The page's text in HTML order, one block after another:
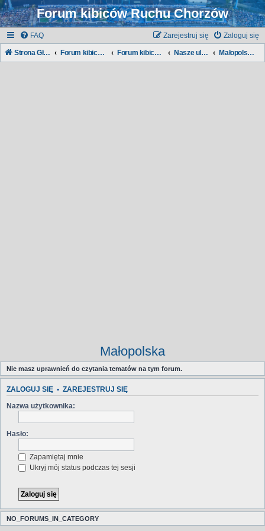
Forum kibiców Ruchu Chorzów
FAQ Zaloguj się
Zarejestruj się
Strona Główna Forum kibiców Ruchu Forum kibiców: Nasze ulice, nasze dzielnice... Małopolska
Małopolska
Nie masz uprawnień do czytania tematów na tym forum.
ZALOGUJ SIĘ • ZAREJESTRUJ SIĘ
Nazwa użytkownika:
Hasło:
Zapamiętaj mnie
Ukryj mój status podczas tej sesji
NO_FORUMS_IN_CATEGORY